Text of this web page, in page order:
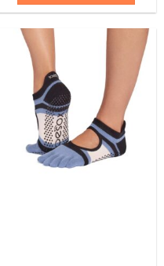
product
heeft
meerdere
variaties.
gekozen
worden